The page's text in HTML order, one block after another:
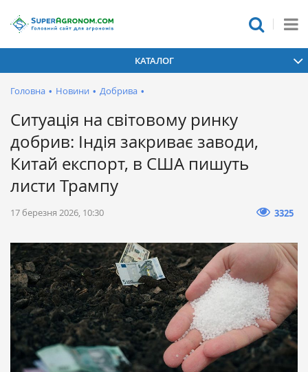
КАТАЛОГ
Головна • Новини • Добрива •
Ситуація на світовому ринку
добрив: Індія закриває заводи,
Китай експорт, в США пишуть
листи Трампу
17 березня 2026, 10:30 3325